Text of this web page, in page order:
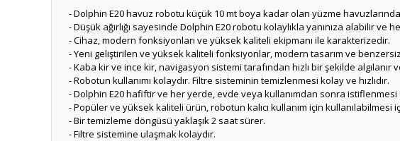
- Dolphin E20 havuz robotu küçük 10 mt boya kadar olan yüzme
- Düşük ağırlığı sayesinde Dolphin E20 robotu kolaylıkla yanınıza alabilir ve
- Cihaz, modern fonksiyonları ve yüksek kaliteli ekipmanı ile karakterizedir.
- Yeni geliştirilen ve yüksek kaliteli fonksiyonlar, modern tasarım ve
- Kaba kir ve ince kir, navigasyon sistemi tarafından hızlı bir şekilde algılanır
- Robotun kullanımı kolaydır. Filtre sisteminin temizlenmesi kolay ve hızlıdır.
- Dolphin E20 hafiftir ve her yerde, evde veya kullanımdan sonra istiflenmesi
- Popüler ve yüksek kaliteli ürün, robotun kalıcı kullanım için kullanılabilmesi
- Bir temizleme döngüsü yaklaşık 2 saat sürer.
- Filtre sistemine ulaşmak kolaydır.